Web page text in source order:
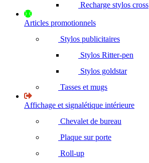
Recharge stylos cross
Articles promotionnels
Stylos publicitaires
Stylos Ritter-pen
Stylos goldstar
Tasses et mugs
Affichage et signalétique intérieure
Chevalet de bureau
Plaque sur porte
Roll-up